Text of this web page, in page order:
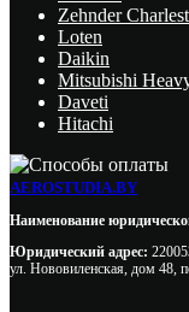
Zehnder
Loten
Daikin
Mitsubishi
Daveti
Hitachi
AEROSTUDIA.BY
Наименование
Юридический адрес:
ул. Нововиленская, дом 48,